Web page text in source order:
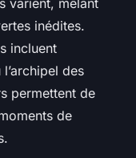
varient, mêlant
inédites.
incluent
des
permettent de
de